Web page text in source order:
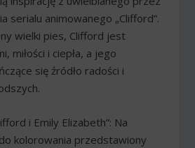
serialu animowanego „Clifford”.
wielki pies, Clifford jest
miłości i ciepła, a jego
się źródło radości i
i Emily Elizabeth”: Na
kolorowania przedstawiony